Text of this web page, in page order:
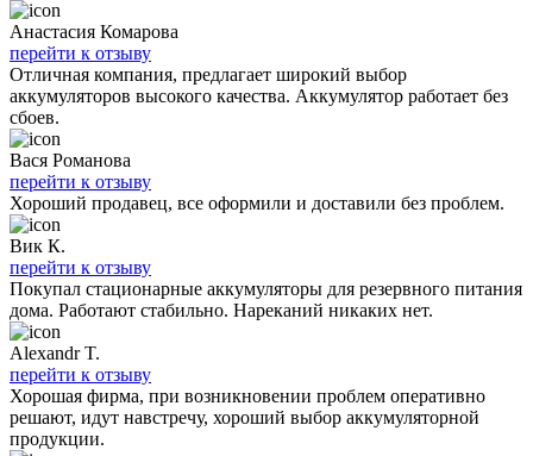
Анастасия Комарова
перейти к отзыву
Отличная компания, предлагает широкий выбор
аккумуляторов высокого качества. Аккумулятор работает без
сбоев.
Вася Романова
перейти к отзыву
Хороший продавец, все оформили и доставили без проблем.
Вик К.
перейти к отзыву
Покупал стационарные аккумуляторы для резервного питания
дома. Работают стабильно. Нареканий никаких нет.
Alexandr T.
перейти к отзыву
Хорошая фирма, при возникновении проблем оперативно
решают, идут навстречу, хороший выбор аккумуляторной
продукции.